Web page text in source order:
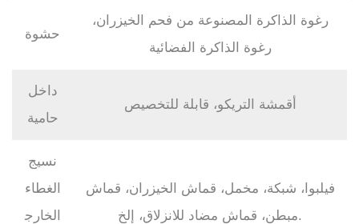
حشوة
رغوة الذاكرة المصنوعة من فحم الخيزران،
رغوة الذاكرة الفضائية
داخل
حامية
أقمشة التريكو، قابلة للتخصيص
نسيج
الغطاء
الخارج
فيلبوا، شبكة، مخمل، قماش الخيزران، قماش
مبطن، قماش مضاد للانزلاق، إلخ.